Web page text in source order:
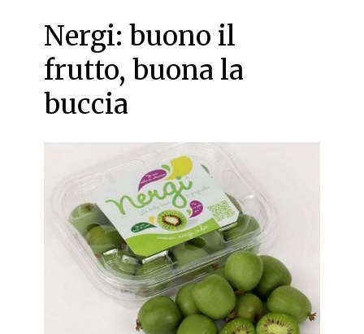
Nergi: buono il
frutto, buona la
buccia